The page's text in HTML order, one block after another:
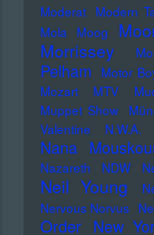
Moderat Modern
Mola
Moog
Morrissey
Pelham
Motor
Mozart
MTV
Muppet Show
Valentine
N.W.A.
Nana
Nazareth
NDW
Neil Young
Nervous Norvus
Order New